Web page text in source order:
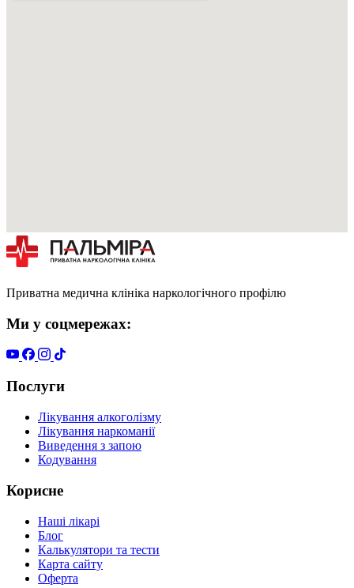
Приватна медична клініка наркологічного профілю
Ми у соцмережах:
Послуги
Лікування алкоголізму
Лікування наркоманії
Виведення з запою
Кодування
Корисне
Наші лікарі
Блог
Калькулятори та тести
Карта сайту
Оферта